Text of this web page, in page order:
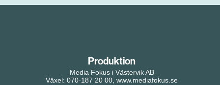
Produktion
Media Fokus i Västervik AB
Växel: 070-187 20 00, www.mediafokus.se